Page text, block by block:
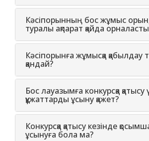
Кәсіпорынның бос жұмыс
туралы ақпарат қайда
Кәсіпорынға жұмысқа қабылдау
қандай?
Бос лауазымға конкурсқа қатысу
құжаттарды ұсыну қажет?
Конкурсқа қатысу кезінде
ұсынуға бола ма?